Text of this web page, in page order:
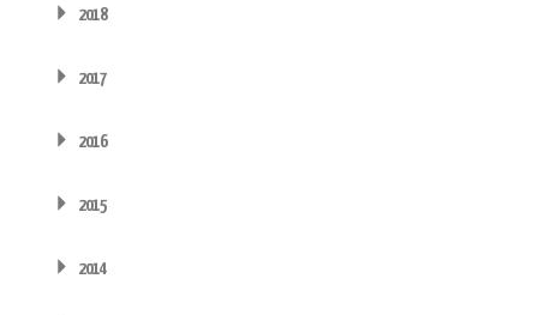
2018
2017
2016
2015
2014